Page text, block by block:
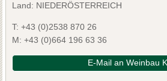
Land: NIEDERÖSTERREICH
T: +43 (0)2538 870 26
M: +43 (0)664 196 63 36
E-Mail an Weinbau